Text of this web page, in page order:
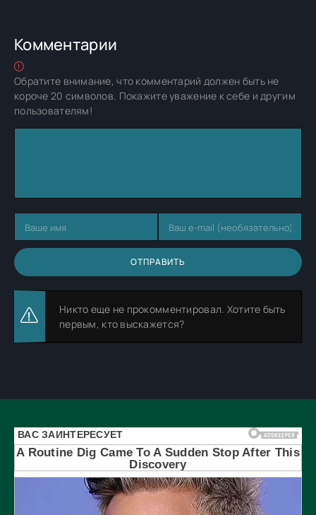
Комментарии
Обратите внимание, что комментарий должен быть не
короче 20 символов. Покажите уважение к себе и другим
пользователям!
ОТПРАВИТЬ
Никто еще не прокомментировал. Хотите быть
первым, кто выскажется?